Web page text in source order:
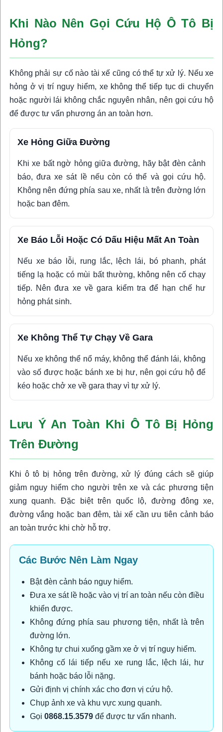
Khi Nào Nên Gọi Cứu Hộ Ô Tô Bị
Hỏng?
Không phải sự cố nào tài xế cũng có thể tự xử lý. Nếu xe
hỏng ở vị trí nguy hiểm, xe không thể tiếp tục di chuyển
hoặc người lái không chắc nguyên nhân, nên gọi cứu hộ
để được tư vấn phương án an toàn hơn.
Xe Hỏng Giữa Đường
Khi xe bất ngờ hỏng giữa đường, hãy bật đèn cảnh
báo, đưa xe sát lề nếu còn có thể và gọi cứu hộ.
Không nên đứng phía sau xe, nhất là trên đường lớn
hoặc ban đêm.
Xe Báo Lỗi Hoặc Có Dấu Hiệu Mất An Toàn
Nếu xe báo lỗi, rung lắc, lệch lái, bó phanh, phát
tiếng lạ hoặc có mùi bất thường, không nên cố chạy
tiếp. Nên đưa xe về gara kiểm tra để hạn chế hư
hỏng phát sinh.
Xe Không Thể Tự Chạy Về Gara
Nếu xe không thể nổ máy, không thể đánh lái, không
vào số được hoặc bánh xe bị hư, nên gọi cứu hộ để
kéo hoặc chở xe về gara thay vì tự xử lý.
Lưu Ý An Toàn Khi Ô Tô Bị Hỏng
Trên Đường
Khi ô tô bị hỏng trên đường, xử lý đúng cách sẽ giúp
giảm nguy hiểm cho người trên xe và các phương tiện
xung quanh. Đặc biệt trên quốc lộ, đường đông xe,
đường vắng hoặc ban đêm, tài xế cần ưu tiên cảnh báo
an toàn trước khi chờ hỗ trợ.
Các Bước Nên Làm Ngay
Bật đèn cảnh báo nguy hiểm.
Đưa xe sát lề hoặc vào vị trí an toàn nếu còn điều
khiển được.
Không đứng phía sau phương tiện, nhất là trên
đường lớn.
Không tự chui xuống gầm xe ở vị trí nguy hiểm.
Không cố lái tiếp nếu xe rung lắc, lệch lái, hư
bánh hoặc báo lỗi nặng.
Gửi định vị chính xác cho đơn vị cứu hộ.
Chụp ảnh xe và khu vực xung quanh.
Gọi 0868.15.3579để được tư vấn nhanh.